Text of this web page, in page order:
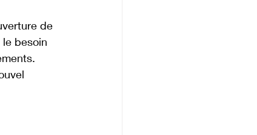
de
besoin